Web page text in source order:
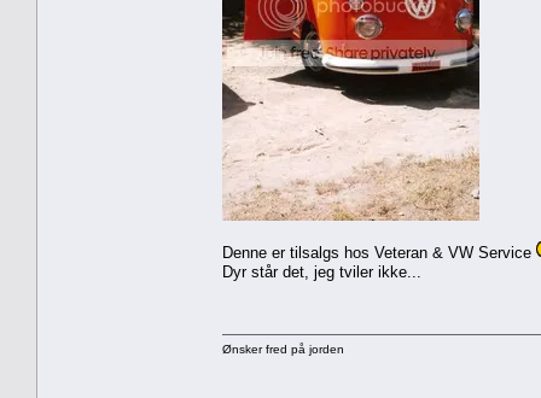
Denne er tilsalgs hos Veteran & VW Service
Dyr står det, jeg tviler ikke...
Ønsker fred på jorden